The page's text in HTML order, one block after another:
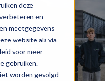
deze
en
meetgegevens
website als via
voor meer
gebruiken.
worden gevolgd
ons